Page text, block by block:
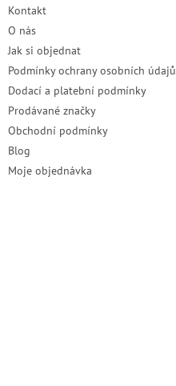
Kontakt
O nás
Jak si objednat
Podmínky ochrany osobních údajů
Dodací a platební podmínky
Prodávané značky
Obchodní podmínky
Blog
Moje objednávka